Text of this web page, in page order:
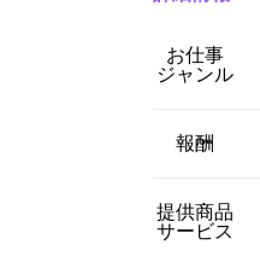
お仕事
ジャンル
報酬
提供商品
サービス